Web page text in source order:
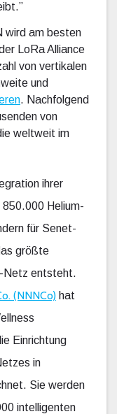
wird am besten
LoRa Alliance
von vertikalen
und
. Nachfolgend
von
weltweit im
ihrer
Helium-
für Senet-
größte
Netz entsteht.
(NNNCo) hat
Einrichtung
in
Sie werden
intelligenten